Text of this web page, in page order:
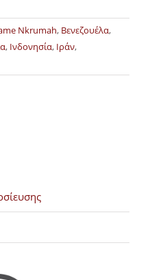
Nkrumah, Βενεζουέλα,
, Ινδονησία, Ιράν,